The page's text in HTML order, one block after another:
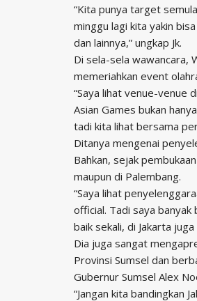
“Kita punya target
minggu lagi kita yakin
dan lainnya,” ungkap Jk.
Di sela-sela wawancara,
memeriahkan event
“Saya lihat venue-venue
Asian Games bukan
tadi kita lihat bersama
Ditanya mengenai
Bahkan, sejak
maupun di Palembang.
“Saya lihat
official. Tadi saya
baik sekali, di Jakarta juga
Dia juga sangat
Provinsi Sumsel dan
Gubernur Sumsel Alex
“Jangan kita bandingkan